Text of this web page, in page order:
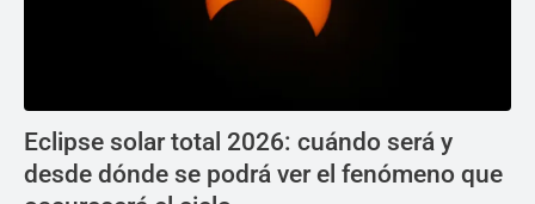
Eclipse solar total 2026: cuándo será y
desde dónde se podrá ver el fenómeno que